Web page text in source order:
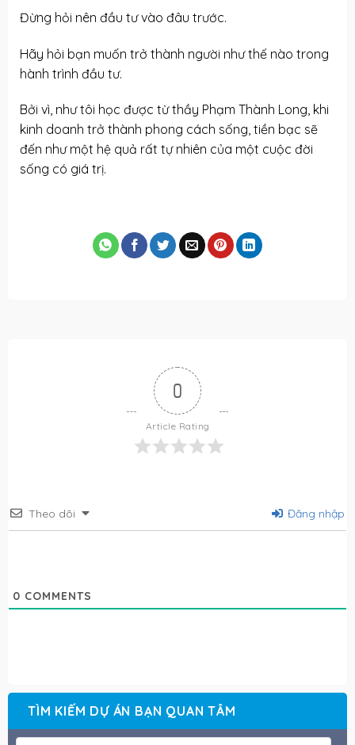
Đừng hỏi nên đầu tư vào đâu trước.
Hãy hỏi bạn muốn trở thành người như thế nào trong
hành trình đầu tư.
Bởi vì, như tôi học được từ thầy Phạm Thành Long, khi
kinh doanh trở thành phong cách sống, tiền bạc sẽ
đến như một hệ quả rất tự nhiên của một cuộc đời
sống có giá trị.
0
Article Rating
Theo dõi Đăng nhập
0 COMMENTS
TÌM KIẾM DỰ ÁN BẠN QUAN TÂM